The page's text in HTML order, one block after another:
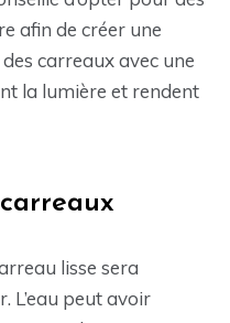
afin de créer une
des carreaux avec une
la lumière et rendent
lisse sera
L’eau peut avoir